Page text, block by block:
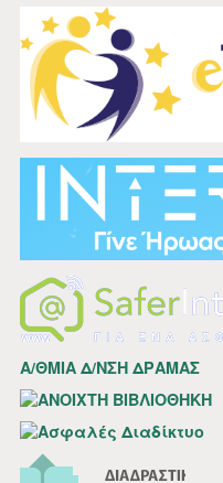
Α/ΘΜΙΑ Δ/ΝΣΗ ΔΡΑΜΑΣ